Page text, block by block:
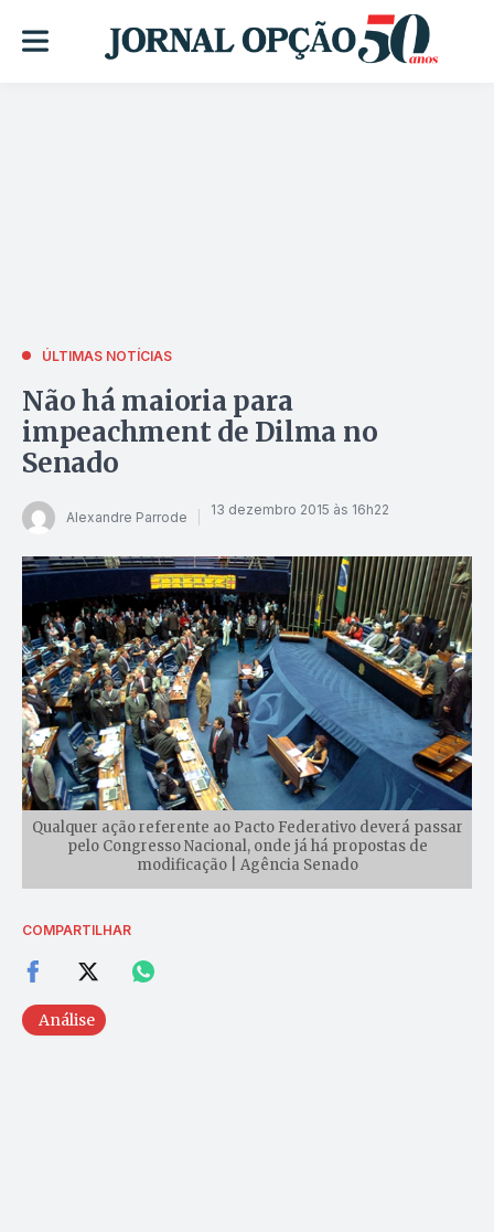
ÚLTIMAS NOTÍCIAS
Não há maioria para
impeachment de Dilma no
Senado
Alexandre Parrode 13 dezembro 2015 às 16h22
Qualquer ação referente ao Pacto Federativo deverá passar
pelo Congresso Nacional, onde já há propostas de
modificação | Agência Senado
COMPARTILHAR
Análise